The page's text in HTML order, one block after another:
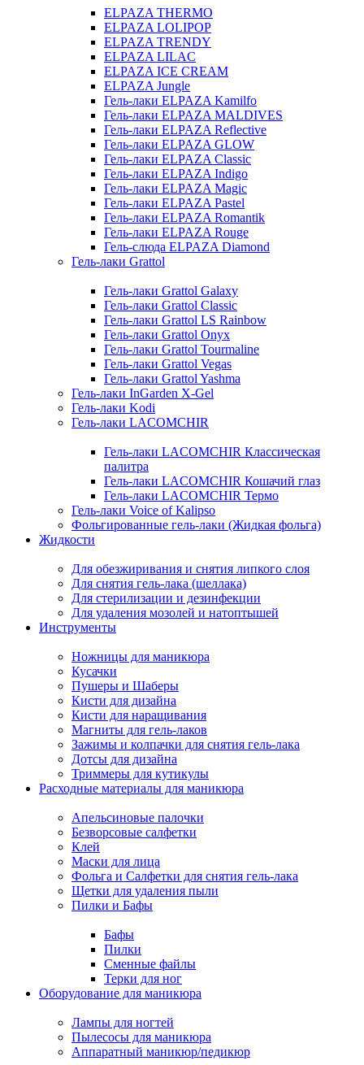
ELPAZA THERMO
ELPAZA LOLIPOP
ELPAZA TRENDY
ELPAZA LILAC
ELPAZA IСE CREAM
ELPAZA Jungle
Гель-лаки ELPAZA Kamilfo
Гель-лаки ELPAZA MALDIVES
Гель-лаки ELPAZA Reflective
Гель-лаки ELPAZA GLOW
Гель-лаки ELPAZA Classic
Гель-лаки ELPAZA Indigo
Гель-лаки ELPAZA Magic
Гель-лаки ELPAZA Pastel
Гель-лаки ELPAZA Romantik
Гель-лаки ELPAZA Rouge
Гель-слюда ELPAZA Diamond
Гель-лаки Grattol
Гель-лаки Grattol Galaxy
Гель-лаки Grattol Classic
Гель-лаки Grattol LS Rainbow
Гель-лаки Grattol Onyx
Гель-лаки Grattol Tourmaline
Гель-лаки Grattol Vegas
Гель-лаки Grattol Yashma
Гель-лаки InGarden X-Gel
Гель-лаки Kodi
Гель-лаки LACOMCHIR
Гель-лаки LACOMCHIR Классическая
палитра
Гель-лаки LACOMCHIR Кошачий глаз
Гель-лаки LACOMCHIR Термо
Гель-лаки Voice of Kalipso
Фольгированные гель-лаки (Жидкая фольга)
Жидкости
Для обезжиривания и снятия липкого слоя
Для снятия гель-лака (шеллака)
Для стерилизации и дезинфекции
Для удаления мозолей и натоптышей
Инструменты
Ножницы для маникюра
Кусачки
Пушеры и Шаберы
Кисти для дизайна
Кисти для наращивания
Магниты для гель-лаков
Зажимы и колпачки для снятия гель-лака
Дотсы для дизайна
Триммеры для кутикулы
Расходные материалы для маникюра
Апельсиновые палочки
Безворсовые салфетки
Клей
Маски для лица
Фольга и Салфетки для снятия гель-лака
Щетки для удаления пыли
Пилки и Бафы
Бафы
Пилки
Сменные файлы
Терки для ног
Оборудование для маникюра
Лампы для ногтей
Пылесосы для маникюра
Аппаратный маникюр/педикюр